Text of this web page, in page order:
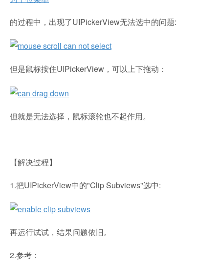
的过程中，出现了UIPickerView无法选中的问题:
但是鼠标按住UIPickerView，可以上下拖动：
但就是无法选择，鼠标滚轮也不起作用。
【解决过程】
1.把UIPickerView中的"Clip Subviews"选中:
再运行试试，结果问题依旧。
2.参考：